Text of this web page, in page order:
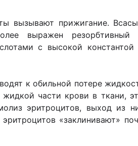
вызывают прижигание.
выражен
с высокой константой
к обильной потере
части крови в ткани,
эритроцитов, выход из
«заклинивают»